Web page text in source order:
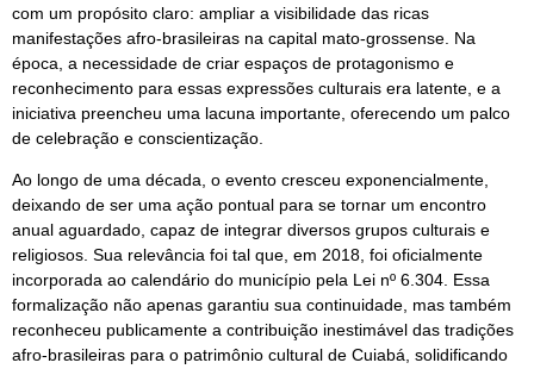
com um propósito claro: ampliar a visibilidade das ricas
manifestações afro-brasileiras na capital mato-grossense. Na
época, a necessidade de criar espaços de protagonismo e
reconhecimento para essas expressões culturais era latente, e a
iniciativa preencheu uma lacuna importante, oferecendo um palco
de celebração e conscientização.
Ao longo de uma década, o evento cresceu exponencialmente,
deixando de ser uma ação pontual para se tornar um encontro
anual aguardado, capaz de integrar diversos grupos culturais e
religiosos. Sua relevância foi tal que, em 2018, foi oficialmente
incorporada ao calendário do município pela Lei nº 6.304. Essa
formalização não apenas garantiu sua continuidade, mas também
reconheceu publicamente a contribuição inestimável das tradições
afro-brasileiras para o patrimônio cultural de Cuiabá, solidificando